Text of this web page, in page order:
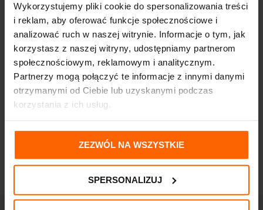
Wykorzystujemy pliki cookie do spersonalizowania treści
i reklam, aby oferować funkcje społecznościowe i
analizować ruch w naszej witrynie. Informacje o tym, jak
korzystasz z naszej witryny, udostępniamy partnerom
społecznościowym, reklamowym i analitycznym.
Partnerzy mogą połączyć te informacje z innymi danymi
otrzymanymi od Ciebie lub uzyskanymi podczas
korzystania z ich usług.
ZEZWÓL NA WSZYSTKIE
SPERSONALIZUJ
50+ NA DZIEŃ SPF15 50ML
148,90zł
50ML
139,00zł